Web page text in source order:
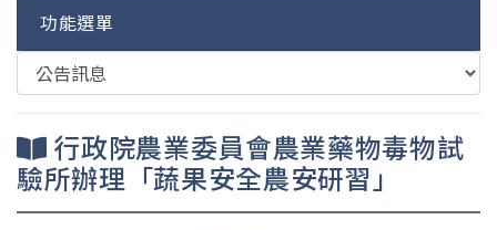
功能選單
行政院農業委員會農業藥物毒物試
驗所辦理「蔬果安全農安研習」